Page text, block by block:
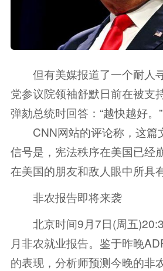
但有美媒报道了一个耐人
党参议院领袖舒默日前在被支
弹劾总统时回答：“越快越好。”
CNN网站的评论称，这篇
信号是，宪法秩序在美国已经
在美国的朋友和敌人眼中所具
非农报告即将来袭
北京时间9月7日(周五
月非农就业报告。鉴于昨晚
的表现，分析师预测今晚的非